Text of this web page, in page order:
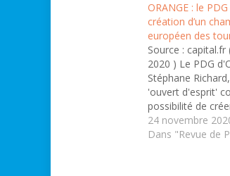
ORANGE : le
création d’un
européen des
Source :
2020 ) Le PDG
Stéphane
'ouvert d'esprit'
possibilité de
européen des
24 novembre
Dans "Revue de